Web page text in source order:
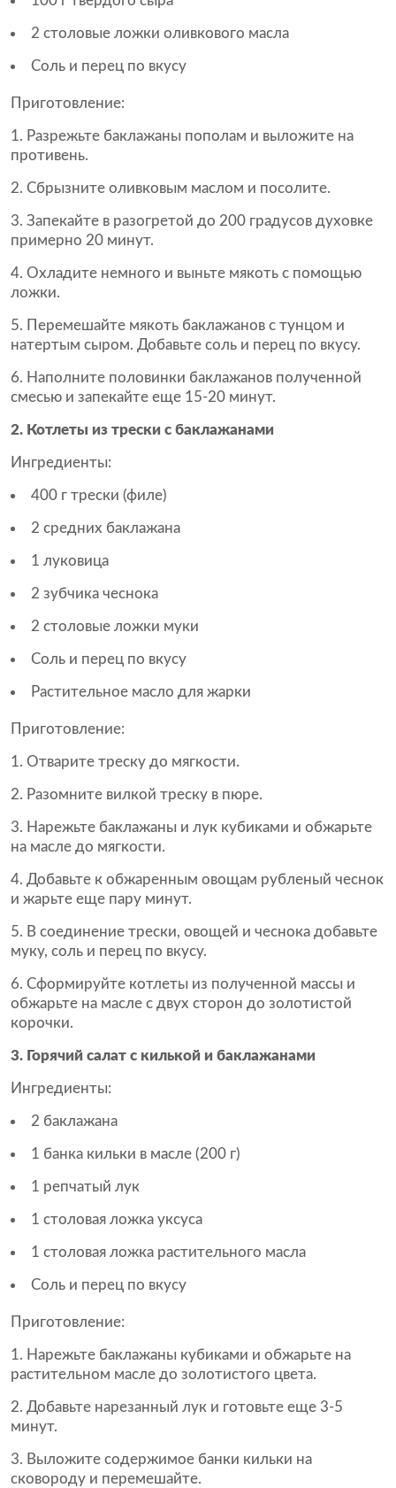
2 столовые ложки оливкового масла
Соль и перец по вкусу
Приготовление:
Разрежьте баклажаны пополам и выложите на
противень.
Сбрызните оливковым маслом и посолите.
Запекайте в разогретой до 200 градусов духовке
примерно 20 минут.
Охладите немного и выньте мякоть с помощью
ложки.
Перемешайте мякоть баклажанов с тунцом и
натертым сыром. Добавьте соль и перец по вкусу.
Наполните половинки баклажанов полученной
смесью и запекайте еще 15-20 минут.
2. Котлеты из трески с баклажанами
Ингредиенты:
400 г трески (филе)
2 средних баклажана
1 луковица
2 зубчика чеснока
2 столовые ложки муки
Соль и перец по вкусу
Растительное масло для жарки
Приготовление:
Отварите треску до мягкости.
Разомните вилкой треску в пюре.
Нарежьте баклажаны и лук кубиками и обжарьте
на масле до мягкости.
Добавьте к обжаренным овощам рубленый чеснок
и жарьте еще пару минут.
В соединение трески, овощей и чеснока добавьте
муку, соль и перец по вкусу.
Сформируйте котлеты из полученной массы и
обжарьте на масле с двух сторон до золотистой
корочки.
3. Горячий салат с килькой и баклажанами
Ингредиенты:
2 баклажана
1 банка кильки в масле (200 г)
1 репчатый лук
1 столовая ложка уксуса
1 столовая ложка растительного масла
Соль и перец по вкусу
Приготовление:
Нарежьте баклажаны кубиками и обжарьте на
растительном масле до золотистого цвета.
Добавьте нарезанный лук и готовьте еще 3-5
минут.
Выложите содержимое банки кильки на
сковороду и перемешайте.